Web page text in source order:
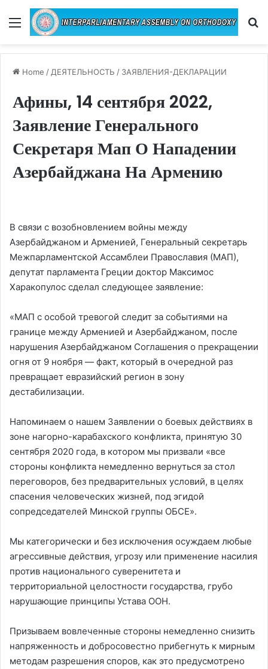
Menu
Home / ДЕЯТЕЛЬНОСТЬ / ЗАЯВЛЕНИЯ-ДЕКЛАРАЦИИ
Афины, 14 сентября 2022,
Заявление Генерального
Секретаря Мап О Нападении
Азербайджана На Армению
В связи с возобновлением войны между
Азербайджаном и Арменией, Генеральный секретарь
Межпарламентской Ассамблеи Православия (МАП),
депутат парламента Греции доктор Максимос
Харакопулос сделал следующее заявление:
«МАП с особой тревогой следит за событиями на
границе между Арменией и Азербайджаном, после
нарушения Азербайджаном Соглашения о прекращении
огня от 9 ноября — факт, который в очередной раз
превращает евразийский регион в зону
дестабилизации.
Напоминаем о нашем Заявлении о боевых действиях в
зоне нагорно-карабахского конфликта, принятую 30
сентября 2020 года, в котором мы призвали «все
стороны конфликта немедленно вернуться за стол
переговоров, без предварительных условий, в целях
спасения человеческих жизней, под эгидой
сопредседателей Минской группы ОБСЕ».
Мы категорически и без исключения осуждаем любые
агрессивные действия, угрозу или применение насилия
против национального суверенитета и
территориальной целостности государства, грубо
нарушающие принципы Устава ООН.
Призываем вовлеченные стороны немедленно снизить
напряженность и добросовестно прибегнуть к мирным
методам разрешения споров, как это предусмотрено